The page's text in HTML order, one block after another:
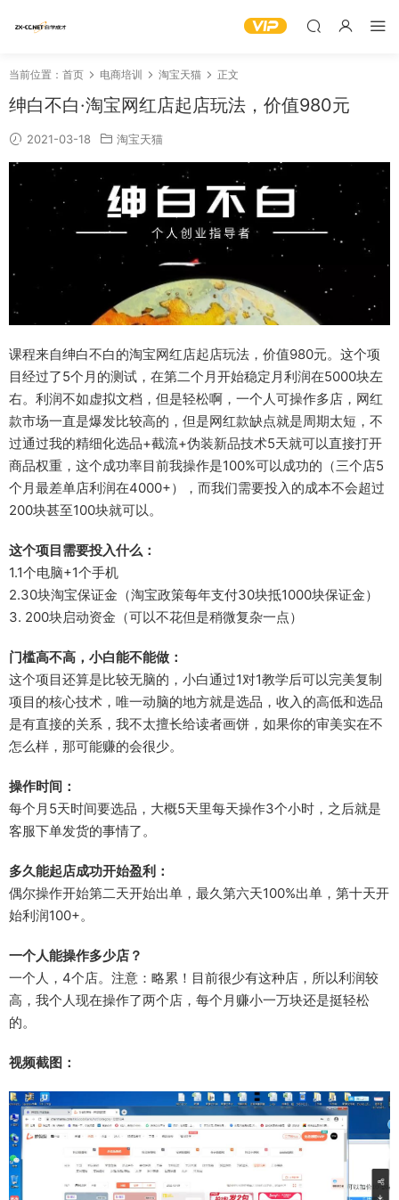
当前位置： 首页 电商培训 淘宝天猫 正文
绅白不白·淘宝网红店起店玩法，价值980元
2021-03-18 淘宝天猫
课程来自绅白不白的淘宝网红店起店玩法，价值980元。这个项
目经过了5个月的测试，在第二个月开始稳定月利润在5000块左
右。利润不如虚拟文档，但是轻松啊，一个人可操作多店，网红
款市场一直是爆发比较高的，但是网红款缺点就是周期太短，不
过通过我的精细化选品+截流+伪装新品技术5天就可以直接打开
商品权重，这个成功率目前我操作是100%可以成功的（三个店5
个月最差单店利润在4000+），而我们需要投入的成本不会超过
200块甚至100块就可以。
这个项目需要投入什么：
1.1个电脑+1个手机
2.30块淘宝保证金（淘宝政策每年支付30块抵1000块保证金）
3. 200块启动资金（可以不花但是稍微复杂一点）
门槛高不高，小白能不能做：
这个项目还算是比较无脑的，小白通过1对1教学后可以完美复制
项目的核心技术，唯一动脑的地方就是选品，收入的高低和选品
是有直接的关系，我不太擅长给读者画饼，如果你的审美实在不
怎么样，那可能赚的会很少。
操作时间：
每个月5天时间要选品，大概5天里每天操作3个小时，之后就是
客服下单发货的事情了。
多久能起店成功开始盈利：
偶尔操作开始第二天开始出单，最久第六天100%出单，第十天开
始利润100+。
一个人能操作多少店？
一个人，4个店。注意：略累！目前很少有这种店，所以利润较
高，我个人现在操作了两个店，每个月赚小一万块还是挺轻松
的。
视频截图：